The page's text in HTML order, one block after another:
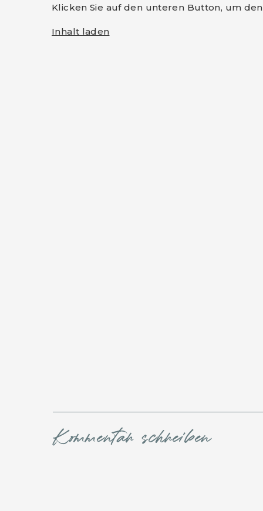
Klicken Sie auf den unteren Button, um
Inhalt laden
Kommentar schreiben